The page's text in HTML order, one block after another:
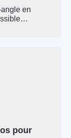
en
pour